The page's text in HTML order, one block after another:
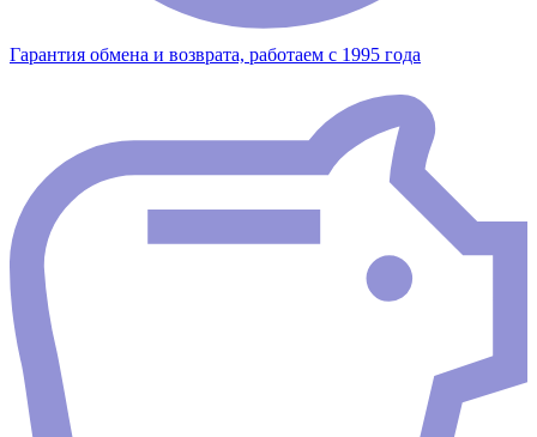
Гарантия обмена и возврата, работаем с 1995 года